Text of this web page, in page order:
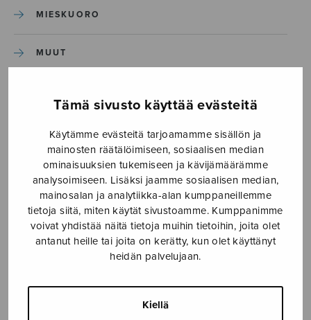
Tämä sivusto käyttää evästeitä
Käytämme evästeitä tarjoamamme sisällön ja
mainosten räätälöimiseen, sosiaalisen median
ominaisuuksien tukemiseen ja kävijämäärämme
analysoimiseen. Lisäksi jaamme sosiaalisen median,
mainosalan ja analytiikka-alan kumppaneillemme
tietoja siitä, miten käytät sivustoamme. Kumppanimme
voivat yhdistää näitä tietoja muihin tietoihin, joita olet
antanut heille tai joita on kerätty, kun olet käyttänyt
heidän palvelujaan.
Kiellä
MIESKUORO
MUUT
SEKAKUORO
SOITINKOULUT JA OPPAAT
SOITINMUSIIKKI
YKSINLAULU
YLEINEN